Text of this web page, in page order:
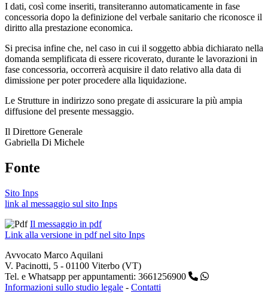
I dati, così come inseriti, transiteranno automaticamente in fase
concessoria dopo la definizione del verbale sanitario che riconosce il
diritto alla prestazione economica.
Si precisa infine che, nel caso in cui il soggetto abbia dichiarato nella
domanda semplificata di essere ricoverato, durante le lavorazioni in
fase concessoria, occorrerà acquisire il dato relativo alla data di
dimissione per poter procedere alla liquidazione.
Le Strutture in indirizzo sono pregate di assicurare la più ampia
diffusione del presente messaggio.
Il Direttore Generale
Gabriella Di Michele
Fonte
Sito Inps
link al messaggio sul sito Inps
Il messaggio in pdf
Link alla versione in pdf nel sito Inps
Avvocato Marco Aquilani
V. Pacinotti, 5 - 01100 Viterbo (VT)
Tel. e Whatsapp per appuntamenti: 3661256900
Informazioni sullo studio legale - Contatti